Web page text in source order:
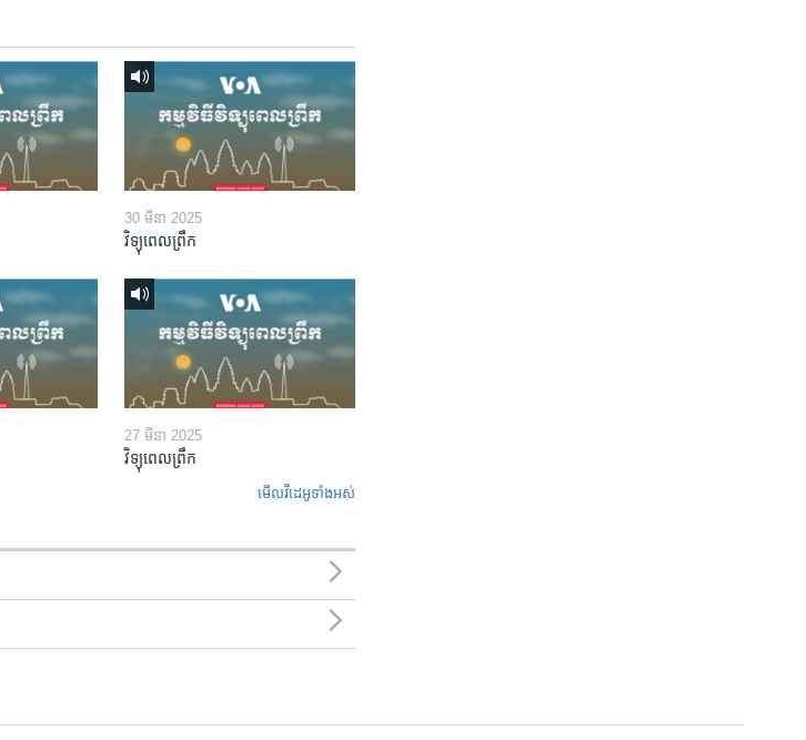
30 មីនា 2025
វិទ្យុពេលព្រឹក
27 មីនា 2025
វិទ្យុពេលព្រឹក
មើល​វីដេអូ​ទាំង​អស់